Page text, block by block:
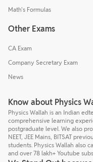
Math's Formulas
Other Exams
CA Exam
Company Secretary Exam
News
Know about Physics
Physics Wallah is an Indian
comprehensive learning
postgraduate level. We also
NEET, JEE Mains, BITSAT
students. Physics Wallah also
and over 78 lakh+ Youtube